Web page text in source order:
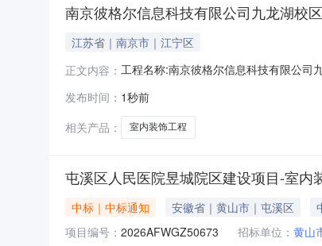
南京彼格尔信息科技有限公司九龙湖校
江苏省｜南京市｜江宁区
正文内容： 工程名称:南京彼格尔信息科技有限公司
发布时间： 1秒前
相关产品：
室内装饰工程
屯溪区人民医院昱城院区建设项目-室内
中标｜中标通知 安徽省｜黄山市｜屯溪区
项目编号： 2026AFWGZ50673 招标单位： 黄山